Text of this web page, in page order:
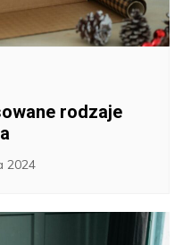
rodzaje
2024